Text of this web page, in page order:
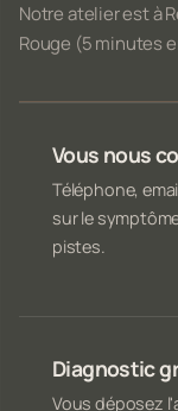
Notre atelier est à
Rouge (5 minutes
Vous nous
Téléphone,
sur le
pistes.
Diagnostic
Vous déposez